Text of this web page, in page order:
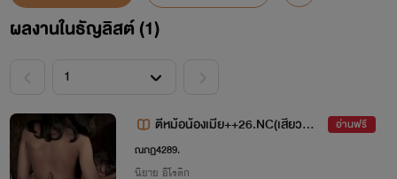
ผลงานในธัญลิสต์ (1)
ตีหม้อน้องเมีย++26.NC(เสียวสั้น
ๆ)
อ่านฟรี
ณภฏ4289.
นิยาย อีโรติก